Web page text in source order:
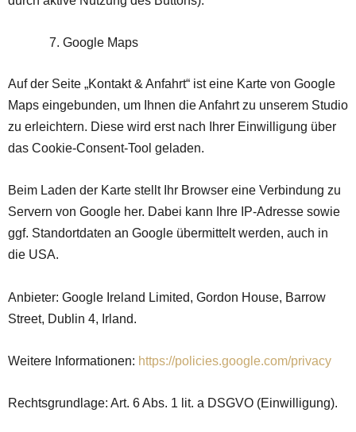
Google Maps
Auf der Seite „Kontakt & Anfahrt“ ist eine Karte von Google
Maps eingebunden, um Ihnen die Anfahrt zu unserem Studio
zu erleichtern. Diese wird erst nach Ihrer Einwilligung über
das Cookie-Consent-Tool geladen.
Beim Laden der Karte stellt Ihr Browser eine Verbindung zu
Servern von Google her. Dabei kann Ihre IP-Adresse sowie
ggf. Standortdaten an Google übermittelt werden, auch in
die USA.
Anbieter: Google Ireland Limited, Gordon House, Barrow
Street, Dublin 4, Irland.
Weitere Informationen: https://policies.google.com/privacy
Rechtsgrundlage: Art. 6 Abs. 1 lit. a DSGVO (Einwilligung).